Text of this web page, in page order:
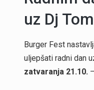
uz Dj
Burger Fest
uljepšati radni dan
zatvaranja 21.10.